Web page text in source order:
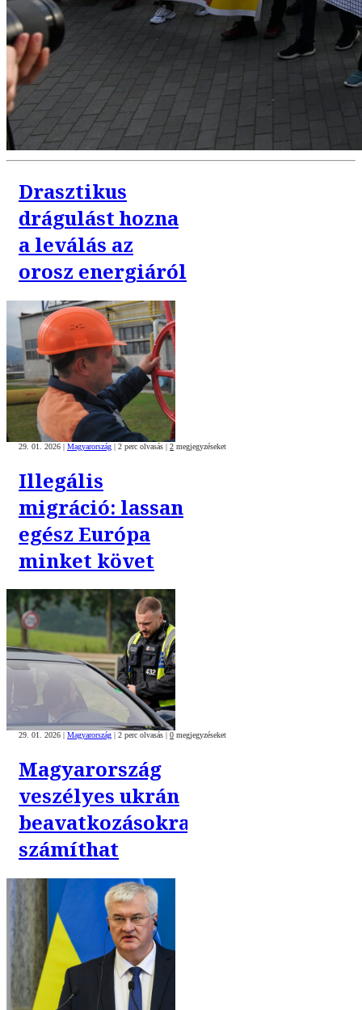
Drasztikus
drágulást hozna
a leválás az
orosz energiáról
29. 01. 2026 | Magyarország | 2 perc olvasás | 2 megjegyzéseket
Illegális
migráció: lassan
egész Európa
minket követ
29. 01. 2026 Magyarország 2 perc olvasás 0 megjegyzéseket
Magyarország
veszélyes ukrán
beavatkozásokra
számíthat